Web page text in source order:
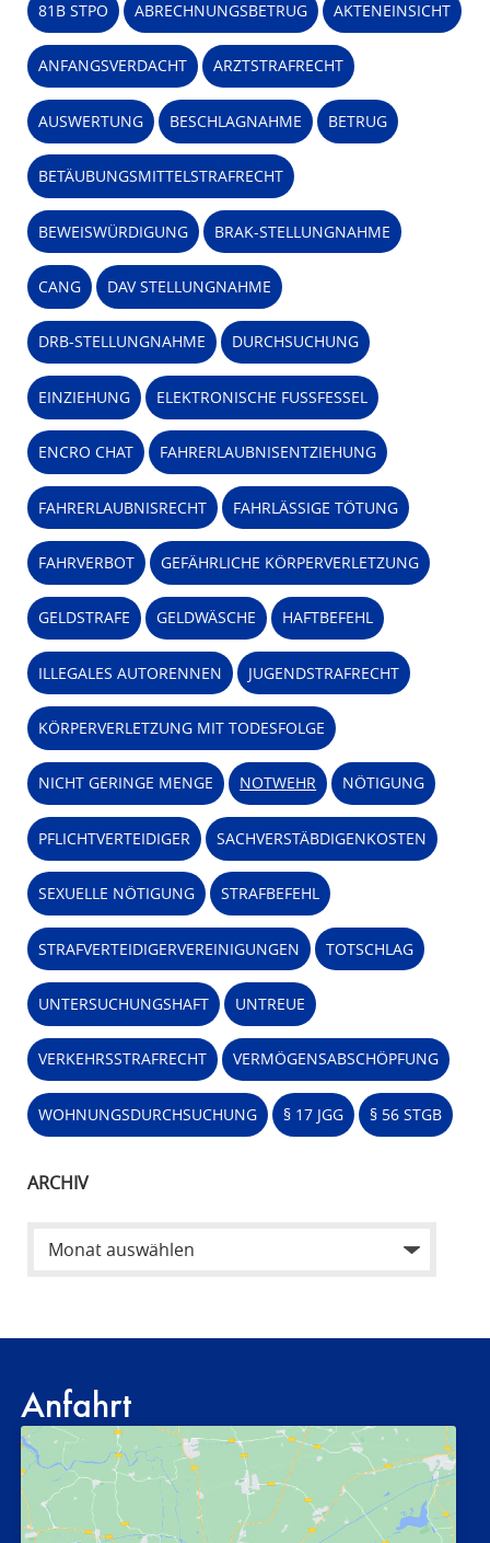
81B STPO ABRECHNUNGSBETRUG AKTENEINSICHT
ANFANGSVERDACHT ARZTSTRAFRECHT
AUSWERTUNG BESCHLAGNAHME BETRUG
BETÄUBUNGSMITTELSTRAFRECHT
BEWEISWÜRDIGUNG BRAK-STELLUNGNAHME
CANG DAV STELLUNGNAHME
DRB-STELLUNGNAHME DURCHSUCHUNG
EINZIEHUNG ELEKTRONISCHE FUSSFESSEL
ENCRO CHAT FAHRERLAUBNISENTZIEHUNG
FAHRERLAUBNISRECHT FAHRLÄSSIGE TÖTUNG
FAHRVERBOT GEFÄHRLICHE KÖRPERVERLETZUNG
GELDSTRAFE GELDWÄSCHE HAFTBEFEHL
ILLEGALES AUTORENNEN JUGENDSTRAFRECHT
KÖRPERVERLETZUNG MIT TODESFOLGE
NICHT GERINGE MENGE NOTWEHR NÖTIGUNG
PFLICHTVERTEIDIGER SACHVERSTÄBDIGENKOSTEN
SEXUELLE NÖTIGUNG STRAFBEFEHL
STRAFVERTEIDIGERVEREINIGUNGEN TOTSCHLAG
UNTERSUCHUNGSHAFT UNTREUE
VERKEHRSSTRAFRECHT VERMÖGENSABSCHÖPFUNG
WOHNUNGSDURCHSUCHUNG § 17 JGG § 56 STGB
ARCHIV
Anfahrt